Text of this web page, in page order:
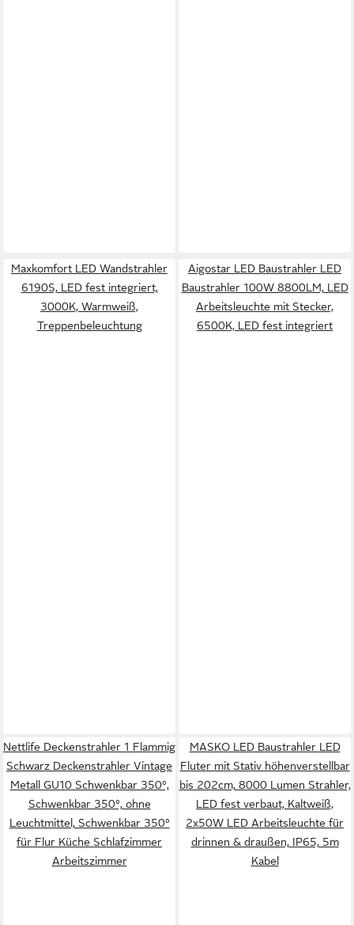
Maxkomfort LED Wandstrahler
6190S, LED fest integriert,
3000K, Warmweiß,
Treppenbeleuchtung
Aigostar LED Baustrahler LED
Baustrahler 100W 8800LM, LED
Arbeitsleuchte mit Stecker,
6500K, LED fest integriert
Nettlife Deckenstrahler 1 Flammig
Schwarz Deckenstrahler Vintage
Metall GU10 Schwenkbar 350°,
Schwenkbar 350°, ohne
Leuchtmittel, Schwenkbar 350°
für Flur Küche Schlafzimmer
Arbeitszimmer
MASKO LED Baustrahler LED
Fluter mit Stativ höhenverstellbar
bis 202cm, 8000 Lumen Strahler,
LED fest verbaut, Kaltweiß,
2x50W LED Arbeitsleuchte für
drinnen & draußen, IP65, 5m
Kabel